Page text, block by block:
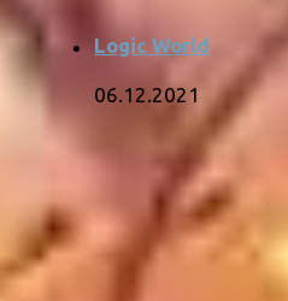
Logic World
06.12.2021